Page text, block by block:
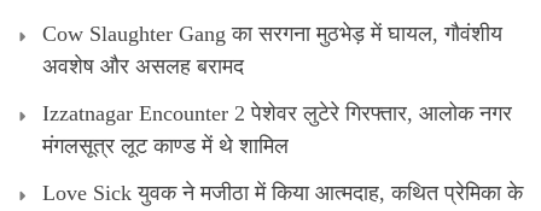
Cow Slaughter Gang का सरगना मुठभेड़ में घायल, गौवंशीय
अवशेष और असलह बरामद
Izzatnagar Encounter 2 पेशेवर लुटेरे गिरफ्तार, आलोक नगर
मंगलसूत्र लूट काण्‍ड में थे शामिल
Love Sick युवक ने मजीठा में किया आत्मदाह, कथित प्रेमिका के